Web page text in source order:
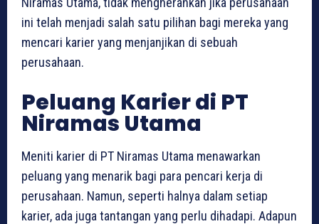
ini telah menjadi salah satu pilihan bagi mereka yang
mencari karier yang menjanjikan di sebuah
perusahaan.
Peluang Karier di PT
Niramas Utama
Meniti karier di PT Niramas Utama menawarkan
peluang yang menarik bagi para pencari kerja di
perusahaan. Namun, seperti halnya dalam setiap
karier, ada juga tantangan yang perlu dihadapi. Adapun